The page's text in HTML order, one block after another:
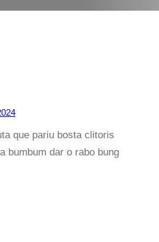
que pariu bosta clitoris
bumbum dar o rabo bung